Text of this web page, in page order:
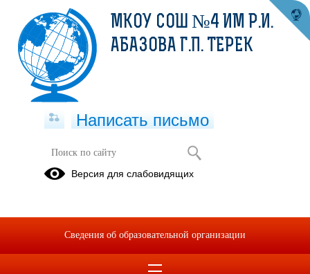
Практическая работа по
определению загрязнения воды
21.01.2025г. обучающиеся МКОУ СОШ 4 на занятии
практическую работу по определению загрязнения воды. На
МКОУ СОШ №4 ИМ Р.И.
АБАЗОВА Г.П. ТЕРЕК
Написать письмо
Версия для слабовидящих
Сведения об образовательной организации